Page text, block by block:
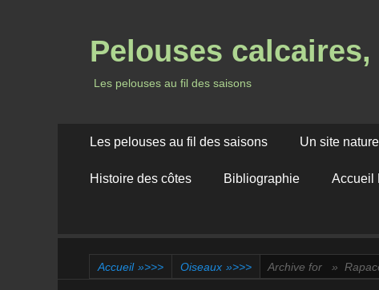
Pelouses
Les pelouses au fil des saisons
Menu
contenu
Les pelouses au fil des saisons Un site
Histoire des côtes Bibliographie Accueil
Accueil »>>> Oiseaux »>>> Archive for »